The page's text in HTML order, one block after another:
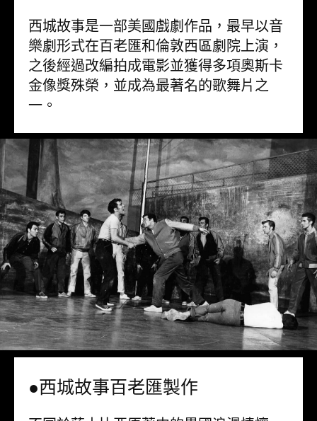
西城故事是一部美國戲劇作品，最早以音
樂劇形式在百老匯和倫敦西區劇院上演，
之後經過改編拍成電影並獲得多項奧斯卡
金像獎殊榮，並成為最著名的歌舞片之
一。
●西城故事百老匯製作